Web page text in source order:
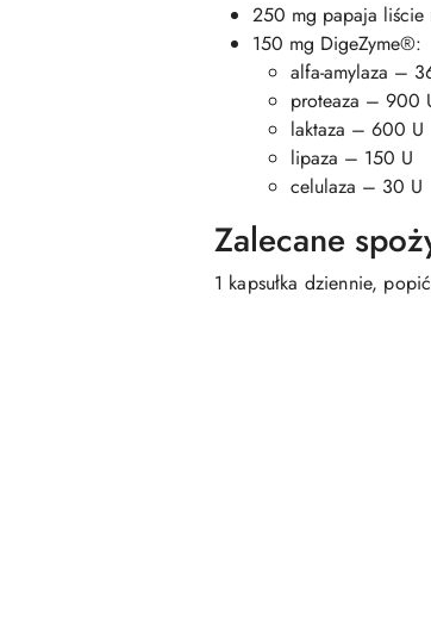
250 mg papaja liście
150 mg DigeZyme®:
alfa-amylaza –
proteaza – 900
laktaza – 600 U
lipaza – 150 U
celulaza – 30 U
Zalecane
1 kapsułka dziennie,